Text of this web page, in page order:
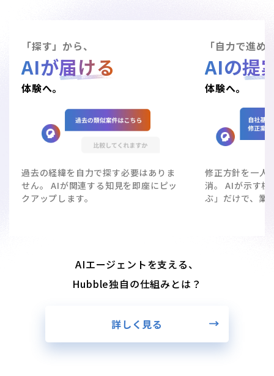
「探す」から、
AIが届ける
体験へ。
過去の経緯を自力で探す必要はありま
せん。 AIが関連する知見を即座にピッ
クアップします。
「自力で進め
AIの提
体験へ。
修正方針を一人
消。 AIが示す根
ぶ」だけで、業
AIエージェントを支える、
Hubble独自の仕組みとは？
詳しく見る